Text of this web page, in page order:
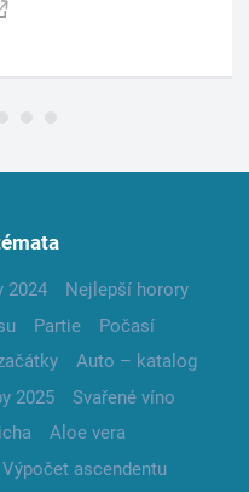
2024
Nejlepší horory
Partie
Počasí
Auto – katalog
2025
Svařené víno
Aloe vera
Výpočet ascendentu